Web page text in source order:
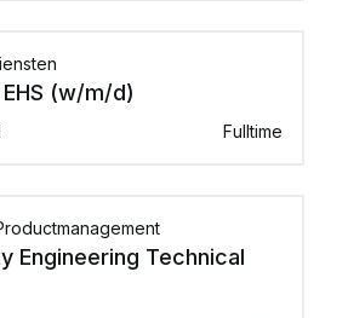
(w/m/d)
Fulltime
Engineering Technical